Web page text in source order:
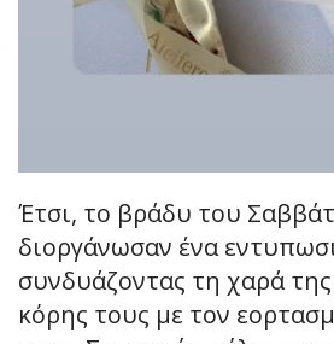
Έτσι, το βράδυ του
διοργάνωσαν ένα
συνδυάζοντας τη χαρά
κόρης τους με τον